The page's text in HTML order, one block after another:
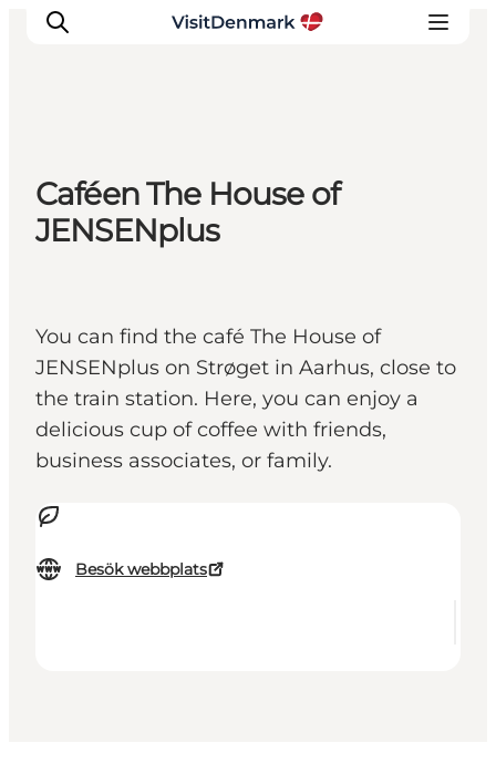
Inspiration
Resmål
Aktiviteter
Caféen The House of
JENSENplus
You can find the café The House of
JENSENplus on Strøget in Aarhus, close to
the train station. Here, you can enjoy a
delicious cup of coffee with friends,
business associates, or family.
Besök webbplats